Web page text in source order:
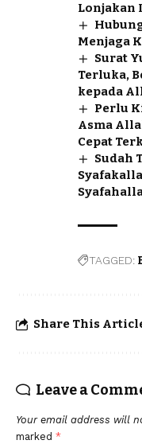
Lonjakan
Menjaga
Surat
Terluka,
kepada
Perlu
Asma
Cepat
Sudah
TAGGED:
Share This
Leave a
Your email address will
marked *